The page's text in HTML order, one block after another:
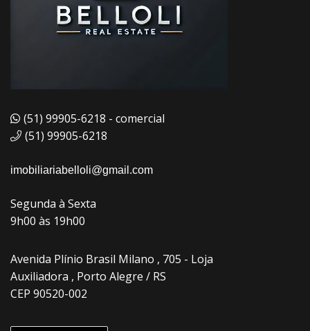
(51) 99905-6218 - comercial
(51) 99905-6218
imobiliariabelloli@gmail.com
Segunda à Sexta
9h00 às 19h00
Avenida Plínio Brasil Milano , 705 - Loja
Auxiliadora , Porto Alegre / RS
CEP 90520-002